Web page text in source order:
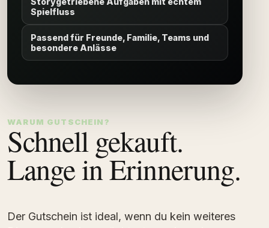
Spielfluss
Passend für Freunde, Familie, Teams und
besondere Anlässe
WARUM GUTSCHEIN?
Schnell gekauft.
Lange in Erinnerung.
Der Gutschein ist ideal, wenn du kein weiteres